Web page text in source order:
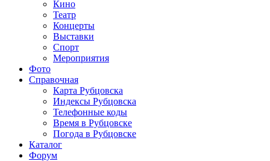
Кино
Театр
Концерты
Выставки
Спорт
Мероприятия
Фото
Справочная
Карта Рубцовска
Индексы Рубцовска
Телефонные коды
Время в Рубцовске
Погода в Рубцовске
Каталог
Форум